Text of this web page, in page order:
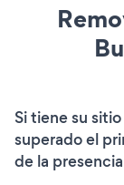
Si tiene su
superado el
de la